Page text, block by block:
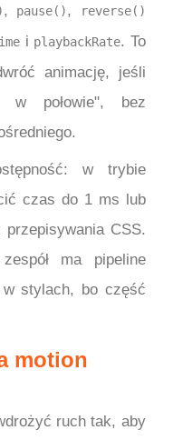
, pause(), reverse()
i playbackRate. To
animację, jeśli
w połowie", bez
w trybie
czas do 1 ms lub
CSS.
ma pipeline
stylach, bo część
motion
ruch tak, aby